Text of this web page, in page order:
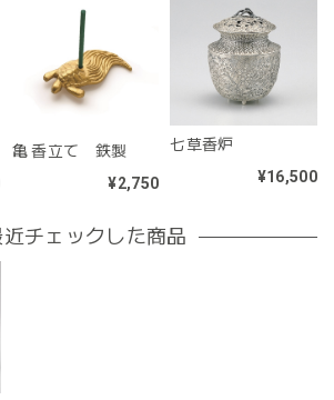
亀 香立て 鉄製
¥2,750
七草香炉
¥16,500
チェックした商品